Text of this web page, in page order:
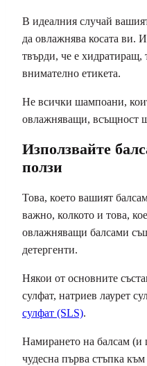
В идеалния случай
да овлажнява косата ви.
твърди, че е хидратиращ,
внимателно етикета.
Не всички шампоани,
овлажняващи, всъщност
Използвайте
ползи
Това, което вашият
важно, колкото и това,
овлажняващи балсами
детергенти.
Някои от основните
сулфат, натриев лаурет
сулфат (SLS).
Намирането на балсам (и
чудесна първа стъпка към